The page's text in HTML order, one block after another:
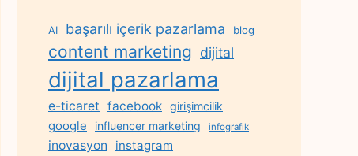
AI başarılı içerik pazarlama blog
content marketing dijital
dijital pazarlama
e-ticaret facebook girişimcilik
google influencer marketing infografik
inovasyon instagram